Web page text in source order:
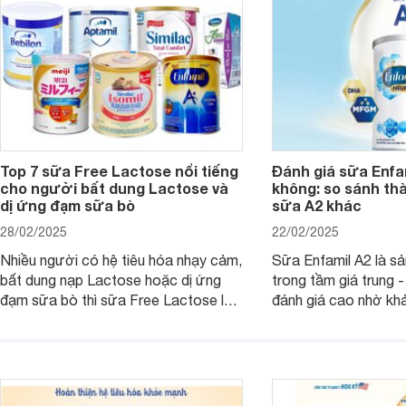
hiểu ngay trong bài
Top 7 sữa Free Lactose nổi tiếng
cho người bất dung Lactose và
dị ứng đạm sữa bò
28/02/2025
Nhiều người có hệ tiêu hóa nhạy cảm,
bất dung nạp Lactose hoặc dị ứng
đạm sữa bò thì sữa Free Lactose là
người lớn, giúp giải quyết tình trạng rối
loạn tiêu hóa, hấp thu dễ dàng hơn.
Đánh giá sữa
không: so sánh
sữa A2 khác
22/02/2025
Sữa Enfamil A2 là
trong tầm giá trung
đánh giá cao nhờ
dưỡng toàn diện